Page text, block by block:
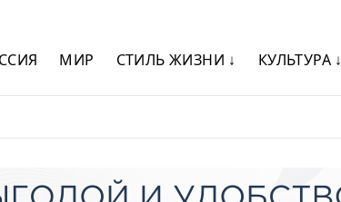
МИР СТИЛЬ ЖИЗНИ ↓ КУЛЬТУРА ↓